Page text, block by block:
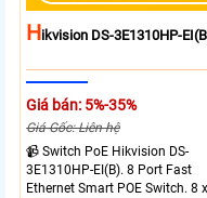
HIkvision DS-3E1310HP-
Giá bán: 5%-35%
Giá Gốc: Liên hệ
📹 Switch PoE Hikvision DS-
3E1310HP-EI(B). 8 Port Fast
Ethernet Smart POE Switch. 8 x